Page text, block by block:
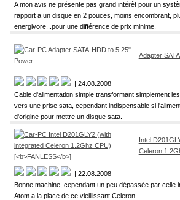
A mon avis ne présente pas grand intérêt pour un
rapport a un disque en 2 pouces, moins encombrant,
energivore...pour une différence de prix minime.
Adapter
| 24.08.2008
Cable d'alimentation simple transformant simplement
vers une prise sata, cependant indispensable si
d'origine pour mettre un disque sata.
Intel
Celeron
| 22.08.2008
Bonne machine, cependant un peu dépassée par celle
Atom a la place de ce vieillissant Celeron.